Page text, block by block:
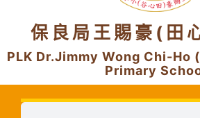
保良局王賜豪(田
PLK Dr.Jimmy Wong Chi-Ho
Primary